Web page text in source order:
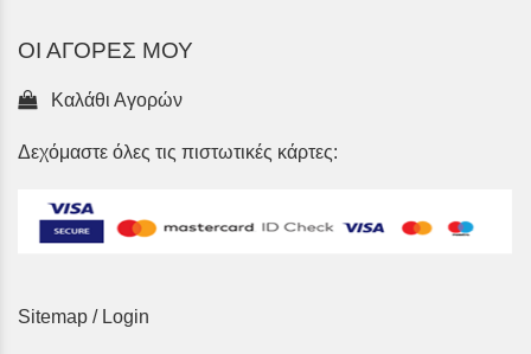
ΟΙ ΑΓΟΡΕΣ ΜΟΥ
Καλάθι Αγορών
Δεχόμαστε όλες τις πιστωτικές κάρτες:
Sitemap / Login